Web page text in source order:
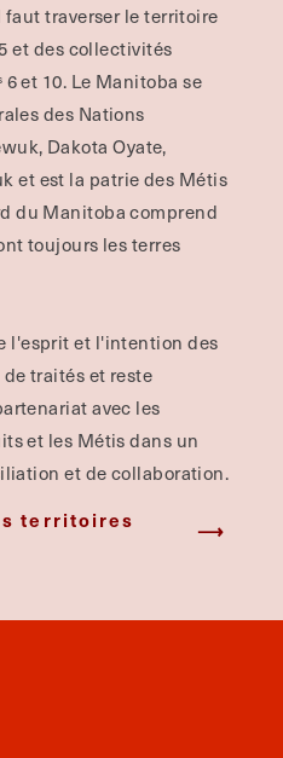
traverser le territoire
et des collectivités
et 10. Le Manitoba se
des Nations
Dakota Oyate,
et est la patrie des Métis
du Manitoba comprend
toujours les terres
l'esprit et l'intention des
traités et reste
avec les
et les Métis dans un
et de collaboration.
territoires